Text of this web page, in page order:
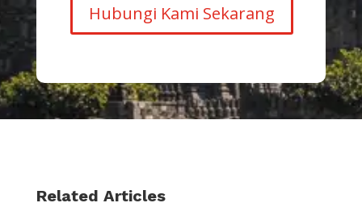
Hubungi Kami Sekarang
Related Articles